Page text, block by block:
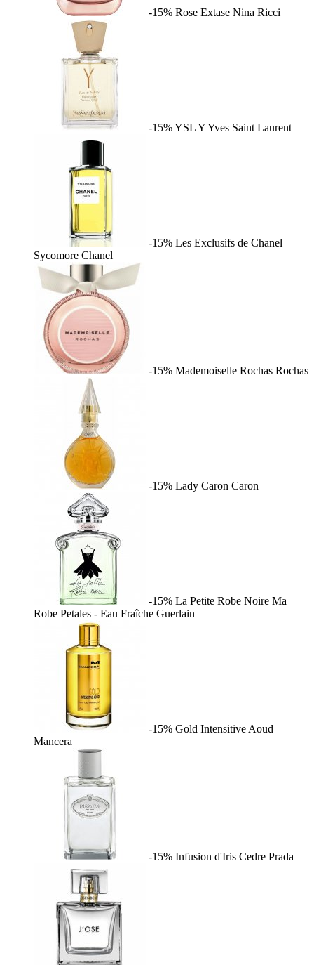
-15% Rose Extase Nina Ricci
-15%YSL YYves Saint Laurent
-15% Les Exclusifs de Chanel
Sycomore Chanel
-15% Mademoiselle Rochas Rochas
-15% Lady Caron Caron
-15% La Petite Robe Noire Ma
Robe Petales - Eau Fraîche Guerlain
-15% Gold Intensitive Aoud
Mancera
-15% Infusion d'Iris Cedre Prada